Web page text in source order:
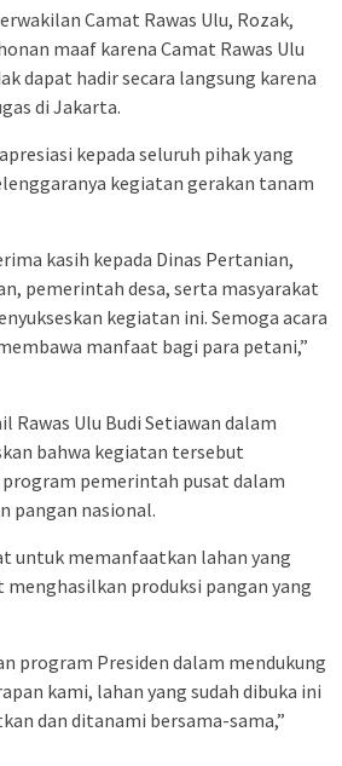
Camat Rawas Ulu, Rozak,
maaf karena Camat Rawas Ulu
dapat hadir secara langsung karena
di Jakarta.
kepada seluruh pihak yang
kegiatan gerakan tanam
kasih kepada Dinas Pertanian,
pemerintah desa, serta masyarakat
kegiatan ini. Semoga acara
manfaat bagi para petani,”
Rawas Ulu Budi Setiawan dalam
bahwa kegiatan tersebut
pemerintah pusat dalam
pangan nasional.
untuk memanfaatkan lahan yang
menghasilkan produksi pangan yang
program Presiden dalam mendukung
kami, lahan yang sudah dibuka ini
dan ditanami bersama-sama,”